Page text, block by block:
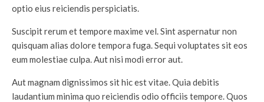
optio eius reiciendis perspiciatis.
Suscipit rerum et tempore maxime vel. Sint aspernatur non
quisquam alias dolore tempora fuga. Sequi voluptates sit eos
eum molestiae culpa. Aut nisi modi error aut.
Aut magnam dignissimos sit hic est vitae. Quia debitis
laudantium minima quo reiciendis odio officiis tempore. Quos